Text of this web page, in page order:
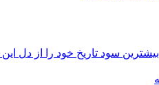
سود تاریخ خود را از دل